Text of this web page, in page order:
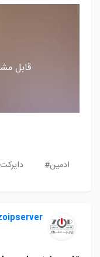
قابل
ادمین#